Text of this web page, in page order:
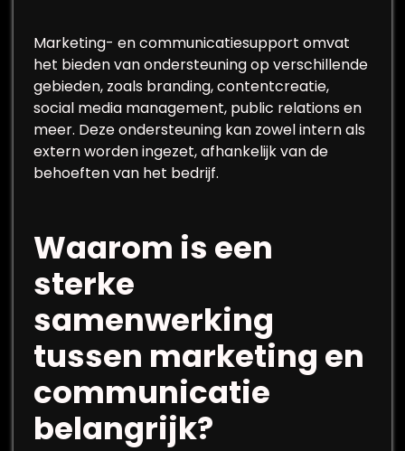
Marketing- en communicatiesupport omvat
het bieden van ondersteuning op verschillende
gebieden, zoals branding, contentcreatie,
social media management, public relations en
meer. Deze ondersteuning kan zowel intern als
extern worden ingezet, afhankelijk van de
behoeften van het bedrijf.
Waarom is een
sterke
samenwerking
tussen marketing en
communicatie
belangrijk?